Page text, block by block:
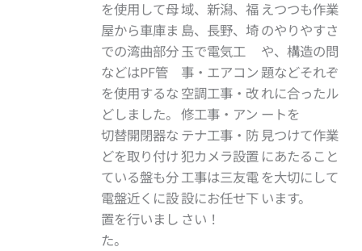
を使用して母
屋から車庫ま
での湾曲部分
などはPF管
を使用するな
どしました。
切替開閉器な
どを取り付け
ている盤も分
電盤近くに設
置を行いまし
た。
域、新潟、福
島、長野、埼
玉で電気工
事・エアコン
空調工事・改
修工事・アン
テナ工事・防
犯カメラ設置
工事は三友電
設にお任せ下
さい！
えつつも作業
のやりやすさ
や、構造の問
題などそれぞ
れに合ったル
ートを
見つけて作業
にあたること
を大切にして
います。